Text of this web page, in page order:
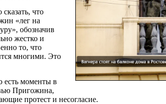
что
«лег на
обозначив
жестко и
то, что
многими. Это
есть моменты в
Пригожина,
протест и несогласие.